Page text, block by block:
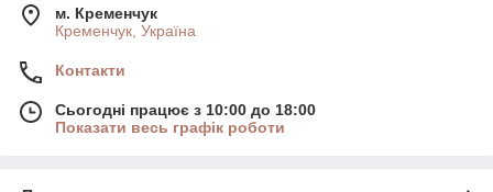
м. Кременчук
Кременчук, Україна
Контакти
Сьогодні працює з 10:00 до 18:00
Показати весь графік роботи